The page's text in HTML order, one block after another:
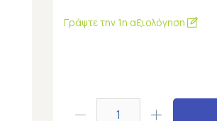
Γράψτε την 1η αξιολόγηση